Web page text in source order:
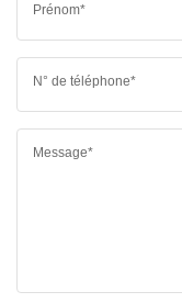
Prénom*
N° de téléphone*
Message*